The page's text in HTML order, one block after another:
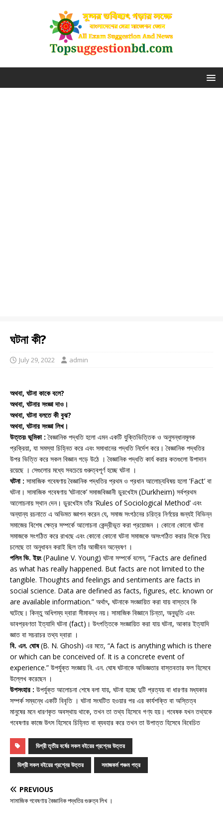
ঘটনা কী?
July 29, 2022 admin
অথবা, ঘটনা কাকে বলে?
অথবা, ঘটনার সংজ্ঞা দাও।
অথবা, ঘটনা বলতে কী বুঝ?
অথবা, ঘটনার সংজ্ঞা লিখ।
উত্তর৷ ভূমিকা :বৈজ্ঞানিক পদ্ধতি হলো এমন একটি যুক্তিভিত্তিক ও অনুসন্ধানমূলক
প্রক্রিয়া, যা সমস্যা চিহ্নিত করে এবং সমাধানের পদ্ধতি নির্দেশ করে। বৈজ্ঞানিক পদ্ধতির
উপর ভিত্তি করে সকল বিজ্ঞান গড়ে উঠে । বৈজ্ঞানিক পদ্ধতি কার্য করার কতগুলো উপাদান
রয়েছে । সেগুলোর মধ্যে সবচেয়ে গুরুত্বপূর্ণ হচ্ছে ঘটনা ।
ঘটনা : সামাজিক গবেষণায় বৈজ্ঞানিক পদ্ধতির প্রথম ও প্রধান আলোচ্যবিষয় হলো ‘Fact’ বা
ঘটনা। সামাজিক গবেষণায় ‘ঘটনাকে’ সমাজবিজ্ঞানী ডুরখেইম (Durkheim) সর্বপ্রথম
আলোচনায় স্থান দেন। ডুরখেইম তাঁর ‘Rules of Sociological Method’ এবং
অন্যান্য রচনাতে এ অভিমত জ্ঞাপন করেন যে, সমাজ সংগঠনের চরিত্র নির্ণয়ের জন্যই বিভিন্ন
সমাজের বিশেষ ক্ষেত্র সম্পর্কে আলোচনা কেন্দ্রীভূত করা প্রয়োজন । কোনো কোনো ঘটনা
সমাজকে সংগঠিত করে রাখছে এবং কোনো কোনো ঘটনা সমাজকে অসংগঠিত করার দিকে নিয়ে
চলেছে তা অনুধাবন করাই ছিল তাঁর আজীবন অন্বেষণ ।
পলিন ভি. ইয়ং(Pauline V. Young) ঘটনা সম্পর্কে বলেন, “Facts are defined
as what has really happened. But facts are not limited to the
tangible. Thoughts and feelings and sentiments are facts in
social science. Data are defined as facts, figures, etc. known or
are available information.” অর্থাৎ, ঘটনাকে সংজ্ঞায়িত করা যায় বাস্তবে কি
ঘটেছে। কিন্তু অধিগম্য দ্বারা সীমাবদ্ধ নয়। সামাজিক বিজ্ঞানে চিন্তা, অনুভূতি এবং
ভাবপ্রবণতা ইত্যাদি ঘটনা (fact)। উৎপত্তিকে সংজ্ঞায়িত করা যায় ঘটনা, আকার ইত্যাদি
জ্ঞাত বা সচরাচর তথ্য দ্বারা ।
বি. এন. ঘোষ(B. N. Ghosh) এর মতে, “A fact is anything which is there
or which can be conceived of. It is a concrete event of
experience.” উপর্যুক্ত সংজ্ঞায় বি. এন. ঘোষ ঘটনাকে অভিজ্ঞতার বাস্তবতার ফল হিসেবে
উল্লেখ করেছেন ।
উপসংহার : উপর্যুক্ত আলোচনা শেষে বলা যায়, ঘটনা হচ্ছে দুটি প্রত্যয় বা ধারণার মধ্যকার
সম্পর্ক সম্বন্ধে একটি বিবৃতি । ঘটনা সংঘটিত হওয়ার পর এর কার্যশক্তি বা অস্তিত্ব
মানুষের মনে ধারণকৃত অবস্থায় থাকে, তখন তা তথ্য হিসেবে গণ্য হয়। গবেষক যখন তথ্যকে
গবেষণার কাজে উৎস হিসেবে চিহ্নিত বা ব্যবহার করে তখন তা উপাত্ত হিসেবে বিবেচিত
ডিগ্রী তৃতীয় বর্ষের সকল বইয়ের প্রশ্নের উত্তর
ডিগ্রী সকল বইয়ের প্রশ্নের উত্তর সমাজকর্ম পঞ্চম পত্র
PREVIOUS
সামাজিক গবেষণায় বৈজ্ঞানিক পদ্ধতির গুরুত্ব লিখ ।